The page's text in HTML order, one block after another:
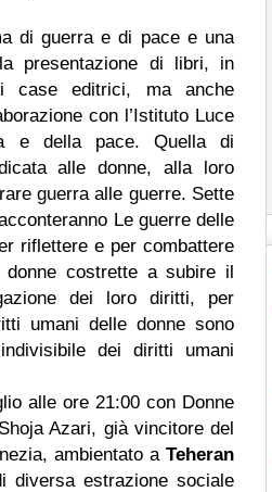
di guerra e di pace e una
presentazione di libri, in
case editrici, ma anche
con l’Istituto Luce
e della pace. Quella di
alle donne, alla loro
guerra alle guerre. Sette
Le guerre delle
riflettere e per combattere
costrette a subire il
dei loro diritti, per
umani delle donne sono
dei diritti umani
alle ore 21:00 con Donne
Azari, già vincitore del
ambientato a Teheran
diversa estrazione sociale